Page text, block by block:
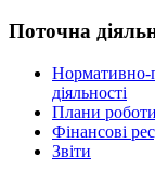
Поточна
Нормативно-
діяльності
Плани роботи
Фінансові
Звіти